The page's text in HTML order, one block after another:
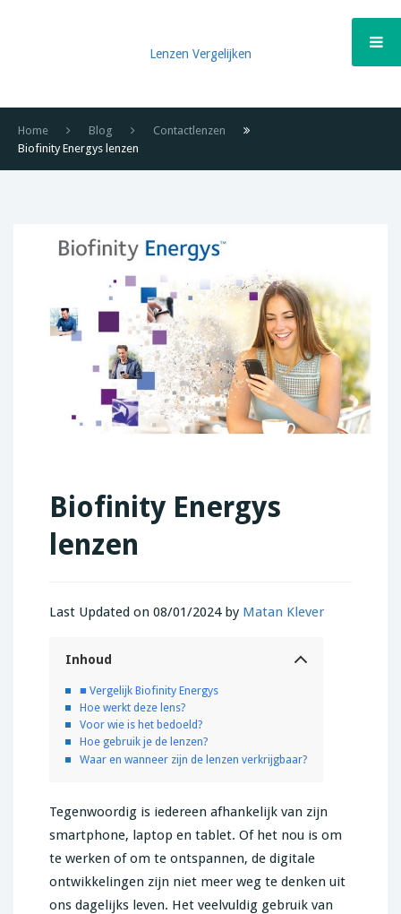
Lenzen Vergelijken
Home Blog
Contactlenzen
Biofinity Energys lenzen
Biofinity Energys
lenzen
Last Updated on 08/01/2024 by Matan Klever
Inhoud
■ Vergelijk Biofinity Energys
Hoe werkt deze lens?
Voor wie is het bedoeld?
Hoe gebruik je de lenzen?
Waar en wanneer zijn de lenzen verkrijgbaar?
Tegenwoordig is iedereen afhankelijk van zijn
smartphone, laptop en tablet. Of het nou is om
te werken of om te ontspannen, de digitale
ontwikkelingen zijn niet meer weg te denken uit
ons dagelijks leven. Het veelvuldig gebruik van